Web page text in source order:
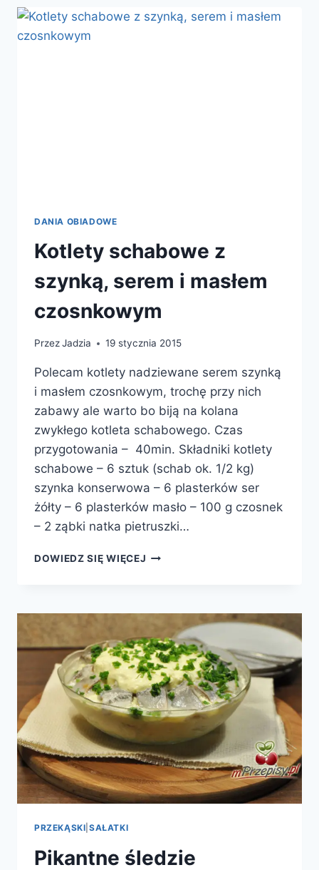
DANIA OBIADOWE
Kotlety schabowe z
szynką, serem i masłem
czosnkowym
PrzezJadzia 19 stycznia 2015
Polecam kotlety nadziewane serem szynką
i masłem czosnkowym, trochę przy nich
zabawy ale warto bo biją na kolana
zwykłego kotleta schabowego. Czas
przygotowania – 40min. Składniki kotlety
schabowe – 6 sztuk (schab ok. 1/2 kg)
szynka konserwowa – 6 plasterków ser
żółty – 6 plasterków masło – 100 g czosnek
– 2 ząbki natka pietruszki…
DOWIEDZ SIĘ WIĘCEJ KOTLETY
SEREM
MASŁEM
CZOSNKOWYM
PRZEKĄSKI SAŁATKI
Pikantne śledzie